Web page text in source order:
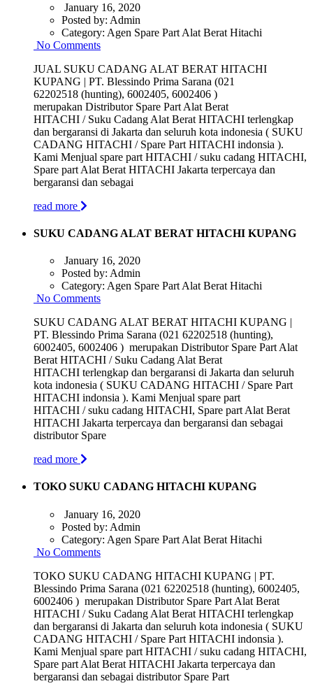
January 16, 2020
Posted by: Admin
Category: Agen Spare Part Alat Berat Hitachi
No Comments
JUAL SUKU CADANG ALAT BERAT HITACHI
KUPANG | PT. Blessindo Prima Sarana (021
62202518 (hunting), 6002405, 6002406 )
merupakan Distributor Spare Part Alat Berat
HITACHI / Suku Cadang Alat Berat HITACHI terlengkap
dan bergaransi di Jakarta dan seluruh kota indonesia ( SUKU
CADANG HITACHI / Spare Part HITACHI indonsia ).
Kami Menjual spare part HITACHI / suku cadang HITACHI,
Spare part Alat Berat HITACHI Jakarta terpercaya dan
bergaransi dan sebagai
read more
SUKU CADANG ALAT BERAT HITACHI KUPANG
January 16, 2020
Posted by: Admin
Category: Agen Spare Part Alat Berat Hitachi
No Comments
SUKU CADANG ALAT BERAT HITACHI KUPANG |
PT. Blessindo Prima Sarana (021 62202518 (hunting),
6002405, 6002406 ) merupakan Distributor Spare Part Alat
Berat HITACHI / Suku Cadang Alat Berat
HITACHI terlengkap dan bergaransi di Jakarta dan seluruh
kota indonesia ( SUKU CADANG HITACHI / Spare Part
HITACHI indonsia ). Kami Menjual spare part
HITACHI / suku cadang HITACHI, Spare part Alat Berat
HITACHI Jakarta terpercaya dan bergaransi dan sebagai
distributor Spare
read more
TOKO SUKU CADANG HITACHI KUPANG
January 16, 2020
Posted by: Admin
Category: Agen Spare Part Alat Berat Hitachi
No Comments
TOKO SUKU CADANG HITACHI KUPANG | PT.
Blessindo Prima Sarana (021 62202518 (hunting), 6002405,
6002406 ) merupakan Distributor Spare Part Alat Berat
HITACHI / Suku Cadang Alat Berat HITACHI terlengkap
dan bergaransi di Jakarta dan seluruh kota indonesia ( SUKU
CADANG HITACHI / Spare Part HITACHI indonsia ).
Kami Menjual spare part HITACHI / suku cadang HITACHI,
Spare part Alat Berat HITACHI Jakarta terpercaya dan
bergaransi dan sebagai distributor Spare Part